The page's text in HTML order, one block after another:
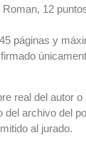
12
páginas y
real del autor o
del archivo del
al jurado.